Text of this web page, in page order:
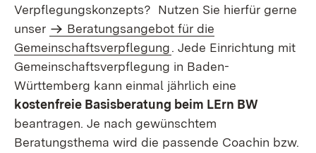
Verpflegungskonzepts? Nutzen Sie hierfür gerne
unser
Beratungsangebot für die
Gemeinschaftsverpflegung. Jede Einrichtung mit
Gemeinschaftsverpflegung in Baden-
Württemberg kann einmal jährlich eine
kostenfreie Basisberatung beim LErn BW
beantragen. Je nach gewünschtem
Beratungsthema wird die passende Coachin bzw.